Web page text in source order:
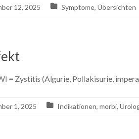
12, 2025 Symptome, Übersichten
= Zystitis (Algurie, Pollakisurie,
1, 2025 Indikationen, morbi,